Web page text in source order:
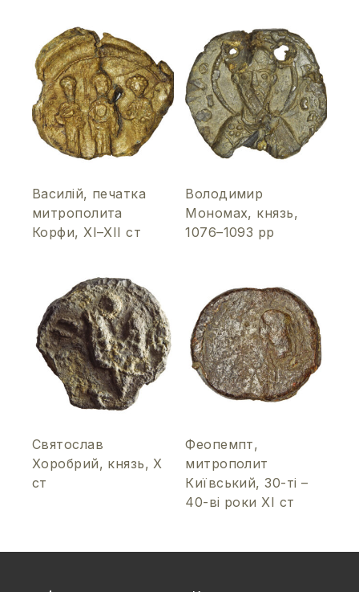
Василій, печатка
митрополита
Корфи, ХІ–ХІІ ст
Володимир
Мономах, князь,
1076–1093 рр
Святослав
Хоробрий, князь, Х
ст
Феопемпт,
митрополит
Київський, 30-ті –
40-ві роки ХІ ст